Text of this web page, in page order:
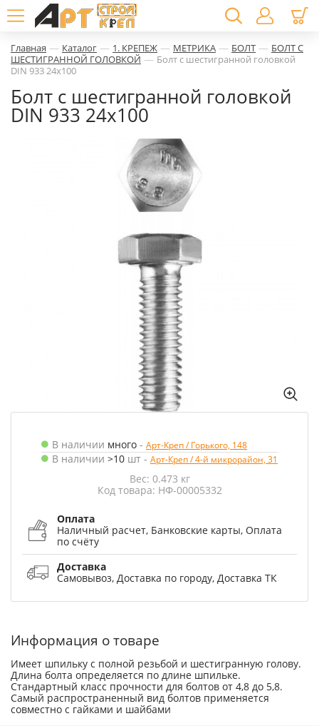
Главная — Каталог — 1. КРЕПЕЖ — МЕТРИКА — БОЛТ — БОЛТ С
ШЕСТИГРАННОЙ ГОЛОВКОЙ — Болт с шестигранной головкой
DIN 933 24х100
Болт с шестигранной головкой
DIN 933 24х100
В наличии много - Арт-Креп / Горького, 148
В наличии >10 шт - Арт-Креп / 4-й микрорайон, 31
Вес: 0.473 кг
Код товара: НФ-00005332
Оплата
Наличный расчет, Банковские карты, Оплата
по счёту
Доставка
Самовывоз, Доставка по городу, Доставка ТК
Информация о товаре
Имеет шпильку с полной резьбой и шестигранную голову.
Длина болта определяется по длине шпильке.
Стандартный класс прочности для болтов от 4,8 до 5,8.
Самый распространенный вид болтов применяется
совместно с гайками и шайбами